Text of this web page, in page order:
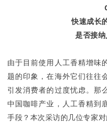
快速成长
是否接纳
由于目前使用人工香精增味
题的印象，在海外它们往往
引发消费者的过度忧虑。那
中国咖啡产业，人工香精到
手段？本次采访的几位专家